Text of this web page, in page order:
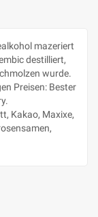
mazeriert
destilliert,
wurde.
Preisen: Bester
Kakao, Maxixe,